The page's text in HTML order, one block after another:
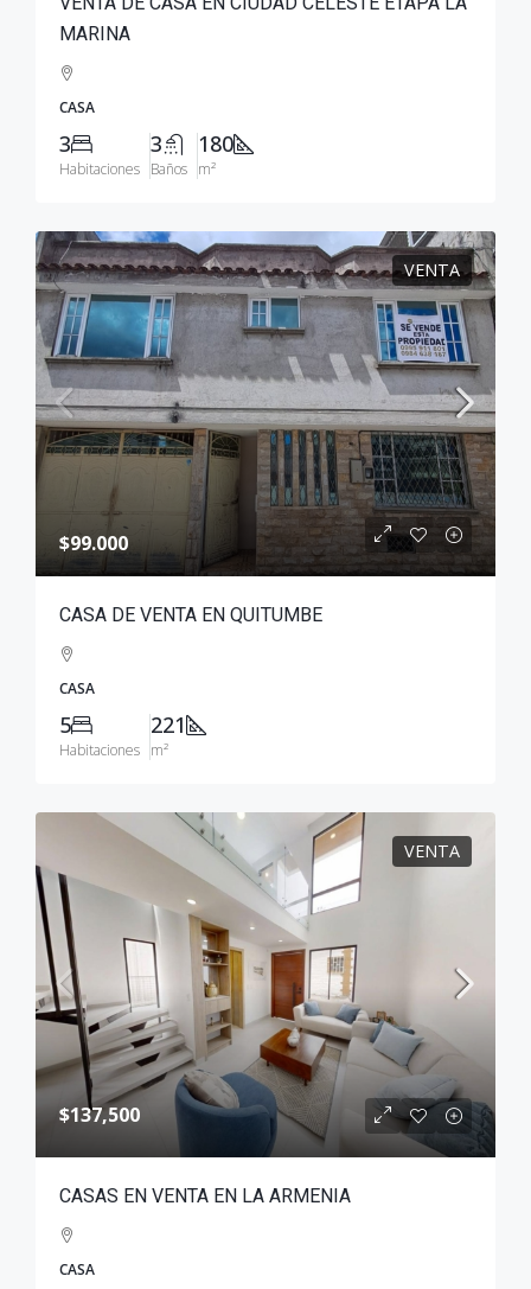
MARINA
CASA
3
Habitaciones
3
Baños
180
m²
VENTA
$99.000
CASA DE VENTA EN QUITUMBE
CASA
5
Habitaciones
221
m²
VENTA
$137,500
CASAS EN VENTA EN LA ARMENIA
CASA